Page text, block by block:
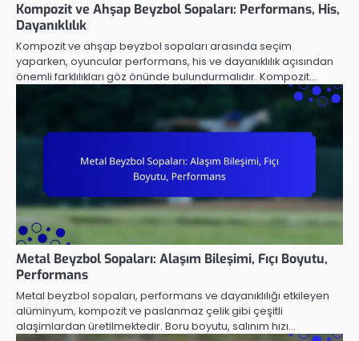
Kompozit ve Ahşap Beyzbol Sopaları: Performans, His,
Dayanıklılık
Kompozit ve ahşap beyzbol sopaları arasında seçim
yaparken, oyuncular performans, his ve dayanıklılık açısından
önemli farklılıkları göz önünde bulundurmalıdır. Kompozit…
Metal Beyzbol Sopaları: Alaşım Bileşimi, Fıçı Boyutu,
Performans
Metal beyzbol sopaları, performans ve dayanıklılığı etkileyen
alüminyum, kompozit ve paslanmaz çelik gibi çeşitli
alaşimlardan üretilmektedir. Boru boyutu, salınım hızı…